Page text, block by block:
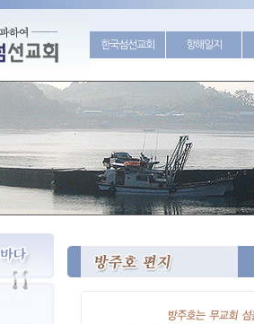
한국섬선교회 항해일지